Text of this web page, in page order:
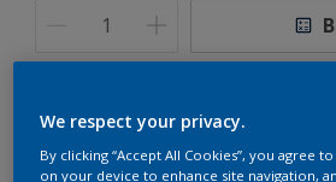
Op dit moment is het niet mogelijk
te bestellen. Houd de website in de
er hard aan om de voorraad aan te
We respect your privacy.
By clicking “Accept All Cookies”, you agree
on your device to enhance site navigation,